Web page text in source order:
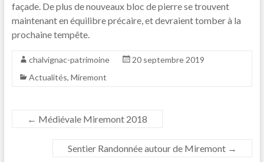
façade. De plus de nouveaux bloc de pierre se trouvent
maintenant en équilibre précaire, et devraient tomber à la
prochaine tempête.
chalvignac-patrimoine
20 septembre 2019
Actualités, Miremont
← Médiévale Miremont 2018
Sentier Randonnée autour de Miremont →